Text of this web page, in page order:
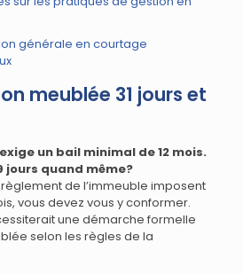
générale en courtage
meublée 31 jours et
un bail minimal de 12 mois.
jours quand même?
règlement de l’immeuble imposent
vous devez vous y conformer.
une démarche formelle
selon les règles de la